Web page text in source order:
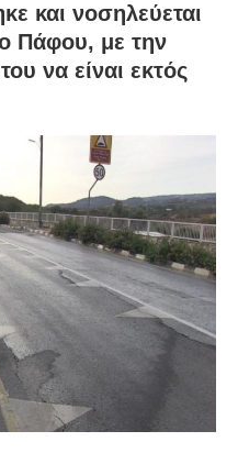
και νοσηλεύεται
Πάφου, με την
να είναι εκτός